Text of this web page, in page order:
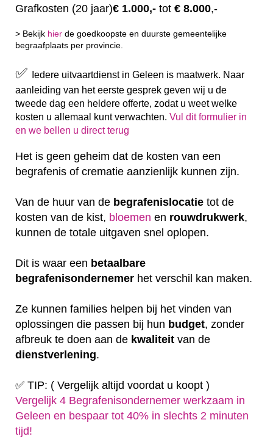
Grafkosten (20 jaar)€ 1.000,- tot € 8.000,-
> Bekijk hier de goedkoopste en duurste gemeentelijke
begraafplaats per provincie.
✅
Iedere uitvaartdienst in Geleen is maatwerk. Naar
aanleiding van het eerste gesprek geven wij u de
tweede dag een heldere offerte, zodat u weet welke
kosten u allemaal kunt verwachten. Vul dit formulier in
en we bellen u direct terug
Het is geen geheim dat de kosten van een
begrafenis of crematie aanzienlijk kunnen zijn.
Van de huur van de begrafenislocatie tot de
kosten van de kist, bloemen en rouwdrukwerk,
kunnen de totale uitgaven snel oplopen.
Dit is waar een betaalbare
begrafenisondernemer het verschil kan maken.
Ze kunnen families helpen bij het vinden van
oplossingen die passen bij hun budget, zonder
afbreuk te doen aan de kwaliteit van de
dienstverlening.
✅ TIP: ( Vergelijk altijd voordat u koopt )
Vergelijk 4 Begrafenisondernemer werkzaam in
Geleen en bespaar tot 40% in slechts 2 minuten
tijd!